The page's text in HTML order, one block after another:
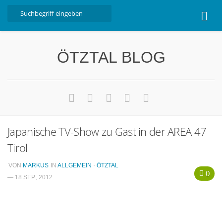
Nützliche Informationen
Free W-LAN Verzeichnis Ötztal
Impressum
ÖTZTAL BLOG
Japanische TV-Show zu Gast in der AREA 47
Tirol
0
VON MARKUS IN ALLGEMEIN · ÖTZTAL
— 18 SEP., 2012